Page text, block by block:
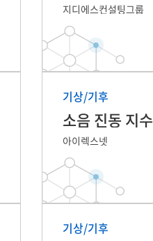
지디에스컨설팅그룹
기상/기후
소음 진동 지수
아이렉스넷
기상/기후